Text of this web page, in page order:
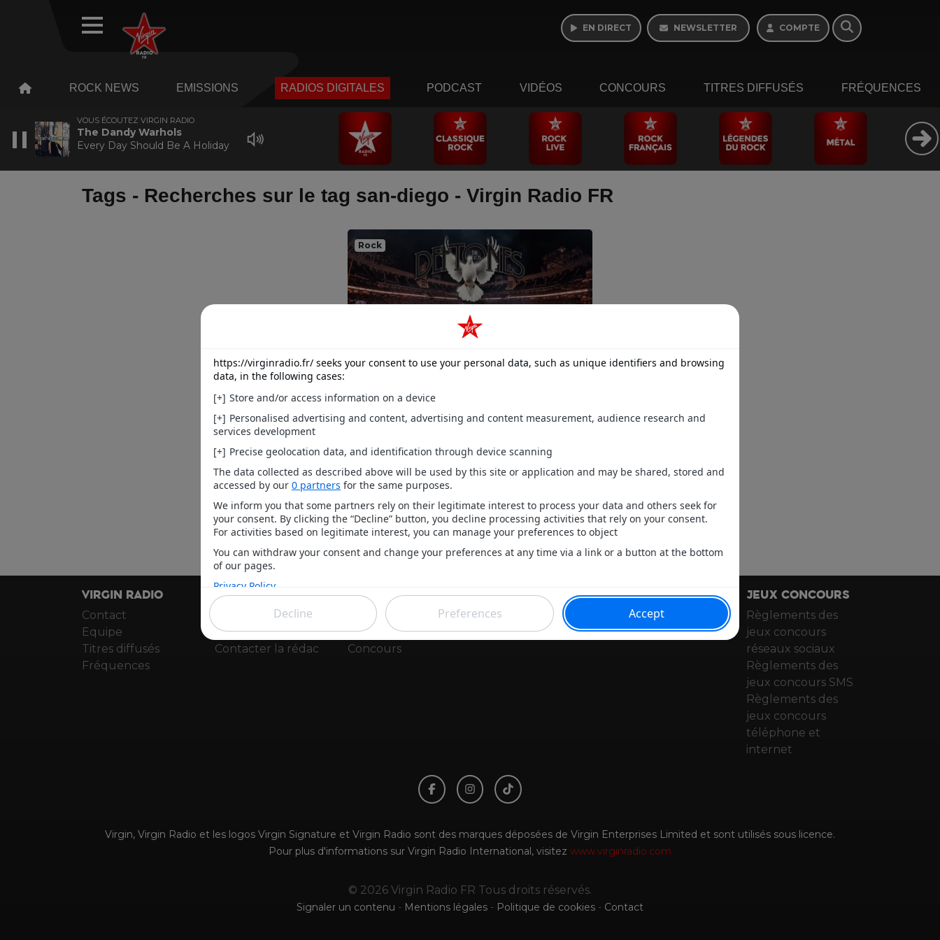
EN DIRECT NEWSLETTER COMPTE
ROCK NEWS EMISSIONS RADIOS DIGITALES PODCAST VIDÉOS CONCOURS TITRES DIFFUSÉS FRÉQUENCES
Tags - Recherches sur le tag san-diego - Virgin Radio FR
Rock
Deftones électrise San Diego
avec quatre morceaux inédits
Le festival Dia De Los Deftones a offert aux
fans une performance inédite, marquée
par la première scène de quatre titres de
leur dernier album. L’événement confirme
le retour en force du groupe sur les
VIRGIN RADIO
Contact
Equipe
Titres diffusés
Fréquences
INFOS
News
Contacter la rédac
RUBRIQUES
Bons Plans
Emissions
Concours
PODCASTS
Podcasts
Webradios
APPS
iPhone/iPad
Android
JEUX CONCOURS
Règlements des
jeux concours
réseaux sociaux
Règlements des
jeux concours SMS
Règlements des
jeux concours
téléphone et
internet
Virgin, Virgin Radio et les logos Virgin Signature et Virgin Radio sont des marques déposées de Virgin Enterprises Limited et sont utilisés sous licence.
Pour plus d'informations sur Virgin Radio International, visitez www.virginradio.com
© 2026 Virgin Radio FR Tous droits réservés.
Signaler un contenu - Mentions légales - Politique de cookies - Contact
VOUS ÉCOUTEZ VIRGIN RADIO
The Dandy Warhols
Every Day Should Be A Holiday
WEBRADIO
Week-end de 06h à
12h